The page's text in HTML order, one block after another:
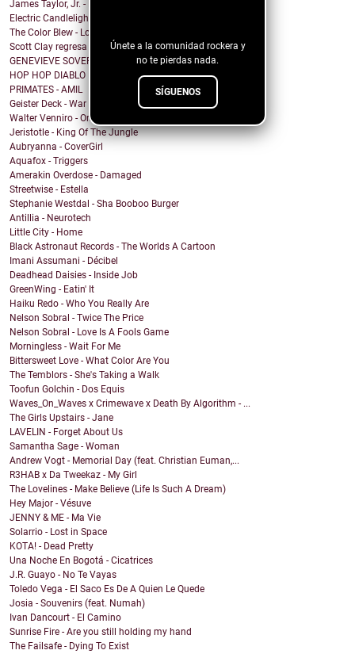
Únete a la comunidad rockera y
no te pierdas nada.
SÍGUENOS
James Taylor, Jr. - Boy In A Dress
Electric Candlelight - Struggle Street
The Color Blew - Love in Space
Scott Clay regresa con "JADE", un álbum imperdible!
GENEVIEVE SOVEREIGN - Random Number
HOP HOP DIABLO FUNK - Hipócrita
PRIMATES - AMIL
Geister Deck - War
Walter Venniro - Once Again
Jeristotle - King Of The Jungle
Aubryanna - CoverGirl
Aquafox - Triggers
Amerakin Overdose - Damaged
Streetwise - Estella
Stephanie Westdal - Sha Booboo Burger
Antillia - Neurotech
Little City - Home
Black Astronaut Records - The Worlds A Cartoon
Imani Assumani - Décibel
Deadhead Daisies - Inside Job
GreenWing - Eatin' It
Haiku Redo - Who You Really Are
Nelson Sobral - Twice The Price
Nelson Sobral - Love Is A Fools Game
Morningless - Wait For Me
Bittersweet Love - What Color Are You
The Temblors - She's Taking a Walk
Toofun Golchin - Dos Equis
Waves_On_Waves x Crimewave x Death By Algorithm - ...
The Girls Upstairs - Jane
LAVELIN - Forget About Us
Samantha Sage - Woman
Andrew Vogt - Memorial Day (feat. Christian Euman,...
R3HAB x Da Tweekaz - My Girl
The Lovelines - Make Believe (Life Is Such A Dream)
Hey Major - Vésuve
JENNY & ME - Ma Vie
Solarrio - Lost in Space
KOTA! - Dead Pretty
Una Noche En Bogotá - Cicatrices
J.R. Guayo - No Te Vayas
Toledo Vega - El Saco Es De A Quien Le Quede
Josia - Souvenirs (feat. Numah)
Ivan Dancourt - El Camino
Sunrise Fire - Are you still holding my hand
The Failsafe - Dying To Exist